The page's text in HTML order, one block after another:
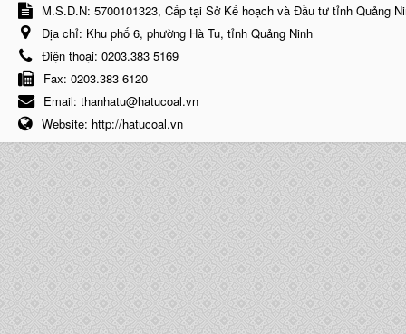
M.S.D.N: 5700101323, Cấp tại Sở Kế hoạch và Đầu tư tỉnh Quảng
Địa chỉ: Khu phố 6, phường Hà Tu, tỉnh Quảng Ninh
Điện thoại: 0203.383 5169
Fax: 0203.383 6120
Email: thanhatu@hatucoal.vn
Website: http://hatucoal.vn